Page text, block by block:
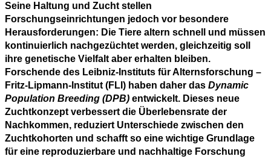
Seine Haltung und Zucht stellen
Forschungseinrichtungen jedoch vor besondere
Herausforderungen: Die Tiere altern schnell und müssen
kontinuierlich nachgezüchtet werden, gleichzeitig soll
ihre genetische Vielfalt aber erhalten bleiben.
Forschende des Leibniz-Instituts für Alternsforschung –
Fritz-Lipmann-Institut (FLI) haben daher das Dynamic
Population Breeding (DPB) entwickelt. Dieses neue
Zuchtkonzept verbessert die Überlebensrate der
Nachkommen, reduziert Unterschiede zwischen den
Zuchtkohorten und schafft so eine wichtige Grundlage
für eine reproduzierbare und nachhaltige Forschung